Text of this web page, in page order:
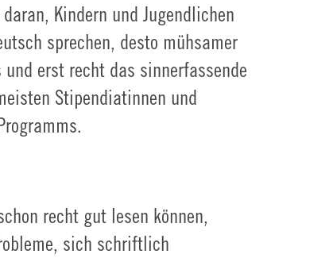
Kindern und Jugendlichen
sprechen, desto mühsamer
erst recht das sinnerfassende
Stipendiatinnen und
recht gut lesen können,
sich schriftlich